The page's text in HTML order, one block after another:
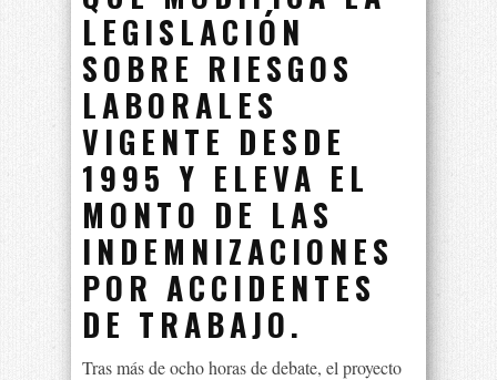
LEGISLACIÓN
SOBRE RIESGOS
LABORALES
VIGENTE DESDE
1995 Y ELEVA EL
MONTO DE LAS
INDEMNIZACIONES
POR ACCIDENTES
DE TRABAJO.
Tras más de ocho horas de debate, el proyecto